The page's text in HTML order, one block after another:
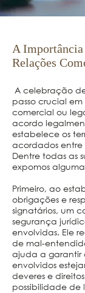
A
Relações
A celebração
passo crucial
comercial ou
acordo
estabelece os
acordados entre
Dentre todas as
expomos
Primeiro, ao
obrigações e
signatários, um
segurança
envolvidas. Ele
de mal-
ajuda a garantir
envolvidos
deveres e
possibilidade de